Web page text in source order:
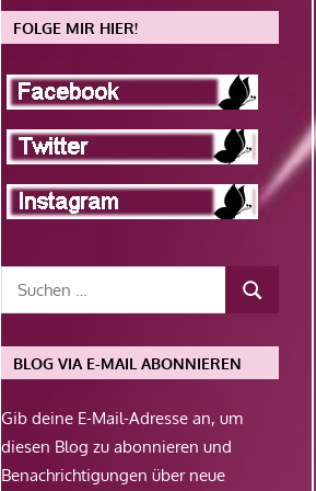
FOLGE MIR HIER!
BLOG VIA E-MAIL ABONNIEREN
Gib deine E-Mail-Adresse an, um
diesen Blog zu abonnieren und
Benachrichtigungen über neue